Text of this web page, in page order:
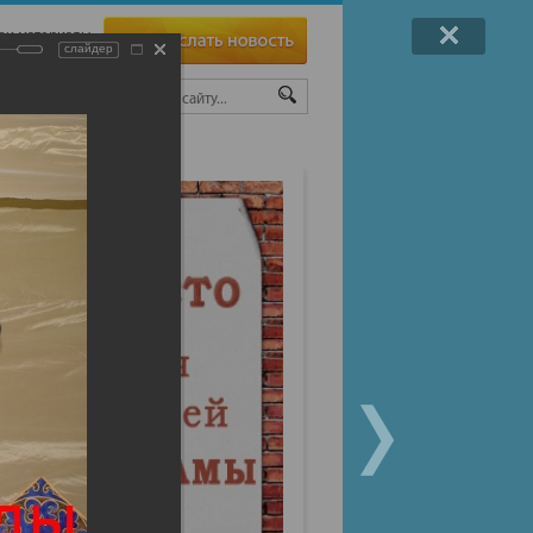
материалы
слайдер